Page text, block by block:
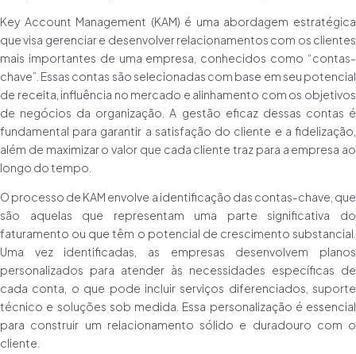
Key Account Management (KAM) é uma abordagem estratégica
que visa gerenciar e desenvolver relacionamentos com os clientes
mais importantes de uma empresa, conhecidos como “contas-
chave”. Essas contas são selecionadas com base em seu potencial
de receita, influência no mercado e alinhamento com os objetivos
de negócios da organização. A gestão eficaz dessas contas é
fundamental para garantir a satisfação do cliente e a fidelização,
além de maximizar o valor que cada cliente traz para a empresa ao
longo do tempo.
O processo de KAM envolve a identificação das contas-chave, que
são aquelas que representam uma parte significativa do
faturamento ou que têm o potencial de crescimento substancial.
Uma vez identificadas, as empresas desenvolvem planos
personalizados para atender às necessidades específicas de
cada conta, o que pode incluir serviços diferenciados, suporte
técnico e soluções sob medida. Essa personalização é essencial
para construir um relacionamento sólido e duradouro com o
cliente.